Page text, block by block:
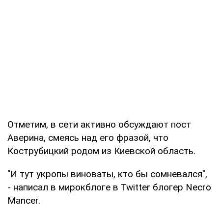
Отметим, в сети активно обсуждают пост
Аверина, смеясь над его фразой, что
Кострубицкий родом из Киевской область.
"И тут укропы виноваты, кто бы сомневался",
- написал в мирокблоге в Twitter блогер Necro
Mancer.